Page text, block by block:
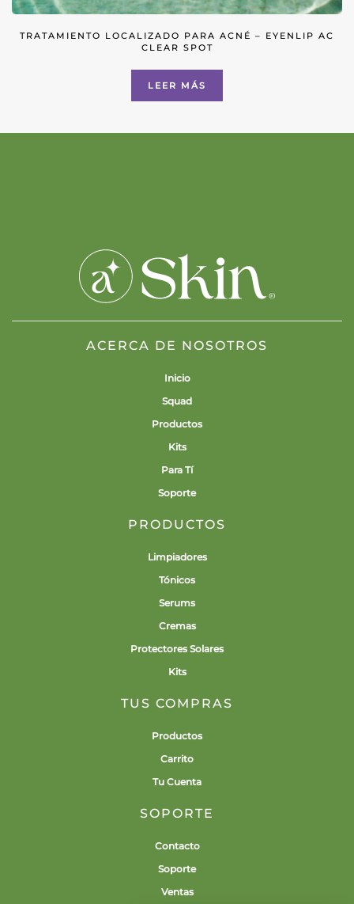
TRATAMIENTO LOCALIZADO PARA ACNÉ – EYENLIP AC
CLEAR SPOT
LEER MÁS
ACERCA DE NOSOTROS
Inicio
Squad
Productos
Kits
Para Tí
Soporte
PRODUCTOS
Limpiadores
Tónicos
Serums
Cremas
Protectores Solares
Kits
TUS COMPRAS
Productos
Carrito
Tu Cuenta
SOPORTE
Contacto
Soporte
Ventas